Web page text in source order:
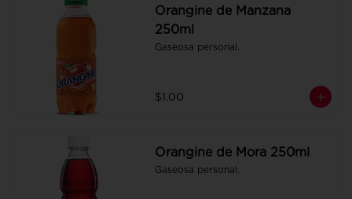
Orangine de Manzana
250ml
Gaseosa personal.
$1.00
Orangine de Mora 250ml
Gaseosa personal.